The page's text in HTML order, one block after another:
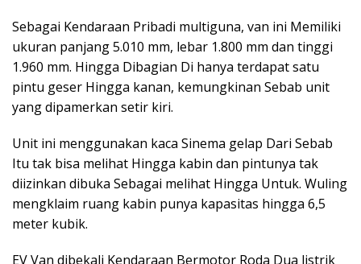
Sebagai Kendaraan Pribadi multiguna, van ini Memiliki
ukuran panjang 5.010 mm, lebar 1.800 mm dan tinggi
1.960 mm. Hingga Dibagian Di hanya terdapat satu
pintu geser Hingga kanan, kemungkinan Sebab unit
yang dipamerkan setir kiri.
Unit ini menggunakan kaca Sinema gelap Dari Sebab
Itu tak bisa melihat Hingga kabin dan pintunya tak
diizinkan dibuka Sebagai melihat Hingga Untuk. Wuling
mengklaim ruang kabin punya kapasitas hingga 6,5
meter kubik.
EV Van dibekali Kendaraan Bermotor Roda Dua listrik